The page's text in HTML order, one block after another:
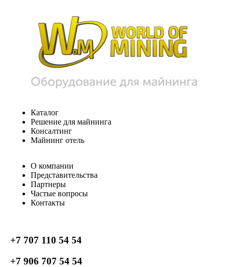
Каталог
Решение для майнинга
Консалтинг
Майнинг отель
О компании
Представительства
Партнеры
Частые вопросы
Контакты
+7 707 110 54 54
+7 906 707 54 54